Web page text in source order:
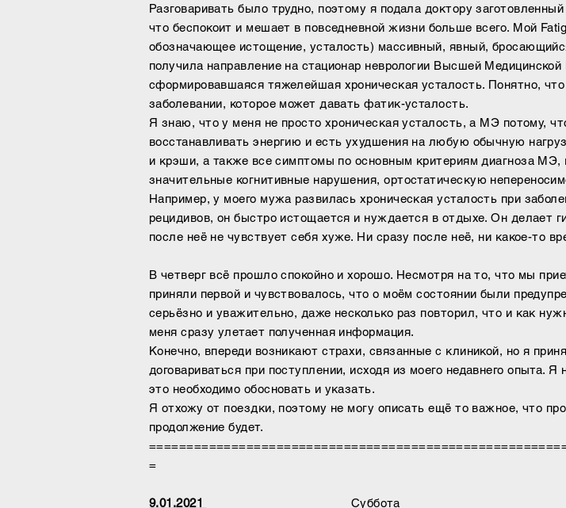
Разговаривать было трудно, поэтому я подала доктору
что беспокоит и мешает в повседневной жизни больше всего. Мой
обозначающее истощение, усталость) массивный, явный,
получила направление на стационар неврологии Высшей
сформировавшаяся тяжелейшая хроническая усталость. Понятно,
заболевании, которое может давать фатик-усталость.
Я знаю, что у меня не просто хроническая усталость, а МЭ потому,
восстанавливать энергию и есть ухудшения на любую обычную
и крэши, а также все симптомы по основным критериям диагноза
значительные когнитивные нарушения, ортостатическую
Например, у моего мужа развилась хроническая усталость при
рецидивов, он быстро истощается и нуждается в отдыхе. Он делает
после неё не чувствует себя хуже. Ни сразу после неё, ни какое-то
В четверг всё прошло спокойно и хорошо. Несмотря на то, что мы
приняли первой и чувствовалось, что о моём состоянии были
серьёзно и уважительно, даже несколько раз повторил, что и как
меня сразу улетает полученная информация.
Конечно, впереди возникают страхи, связанные с клиникой, но я
договариваться при поступлении, исходя из моего недавнего опыта.
это необходимо обосновать и указать.
Я отхожу от поездки, поэтому не могу описать ещё то важное, что
продолжение будет.
=
9.01.2021 Суббота